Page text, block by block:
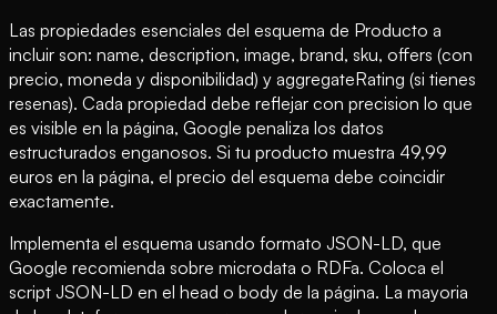
Las propiedades esenciales del esquema de Producto a
incluir son: name, description, image, brand, sku, offers (con
precio, moneda y disponibilidad) y aggregateRating (si tienes
resenas). Cada propiedad debe reflejar con precision lo que
es visible en la página, Google penaliza los datos
estructurados enganosos. Si tu producto muestra 49,99
euros en la página, el precio del esquema debe coincidir
exactamente.
Implementa el esquema usando formato JSON-LD, que
Google recomienda sobre microdata o RDFa. Coloca el
script JSON-LD en el head o body de la página. La mayoria